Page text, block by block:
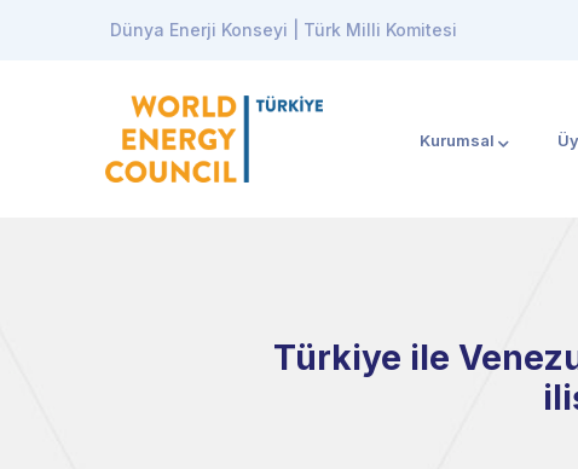
Dünya Enerji Konseyi | Türk Milli Komitesi
Kurumsal
Türkiye ile